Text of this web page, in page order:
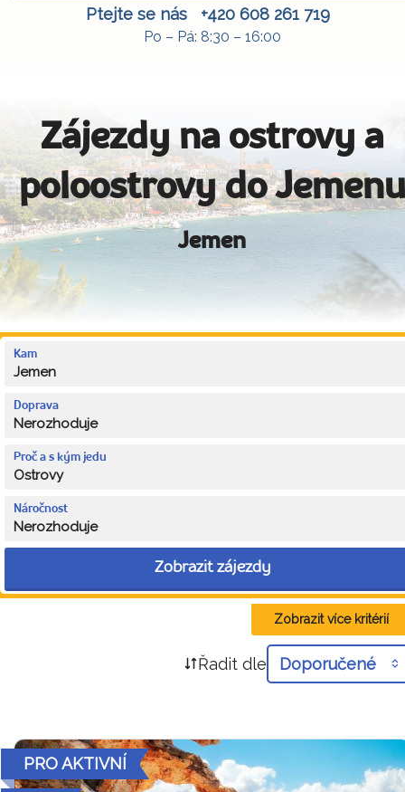
Ptejte se nás +420 608 261 719
Po – Pá: 8:30 – 16:00
Zájezdy na ostrovy a
poloostrovy do Jemenu
Jemen
Kam
Jemen
Doprava
Nerozhoduje
Proč a s kým jedu
Ostrovy
Náročnost
Nerozhoduje
Zobrazit zájezdy
Zobrazit více kritérií
Řadit dle Doporučené
PRO AKTIVNÍ